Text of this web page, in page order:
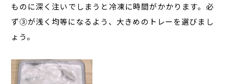
ものに深く注いでしまうと冷凍に時間がかかります。必
ず③が浅く均等になるよう、大きめのトレーを選びまし
ょう。